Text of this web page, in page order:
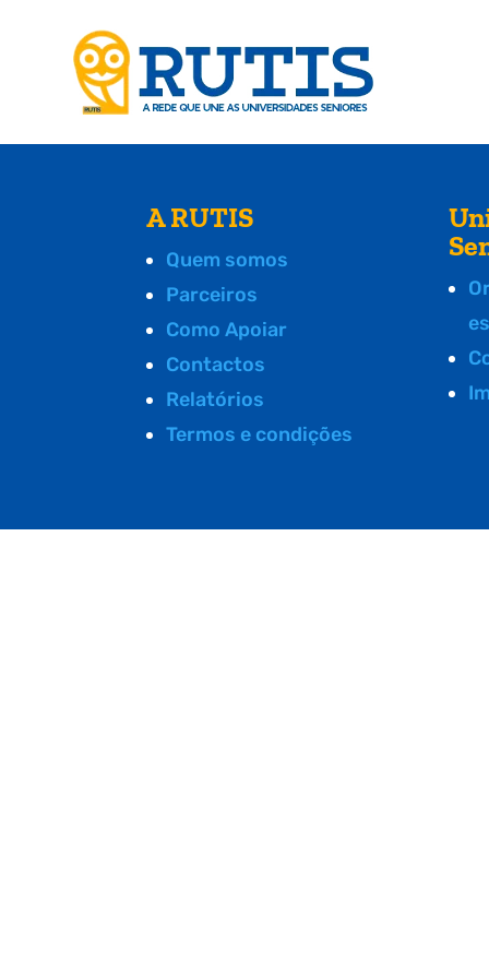
A RUTIS
Quem somos
Parceiros
Como Apoiar
Contactos
Relatórios
Termos e condições